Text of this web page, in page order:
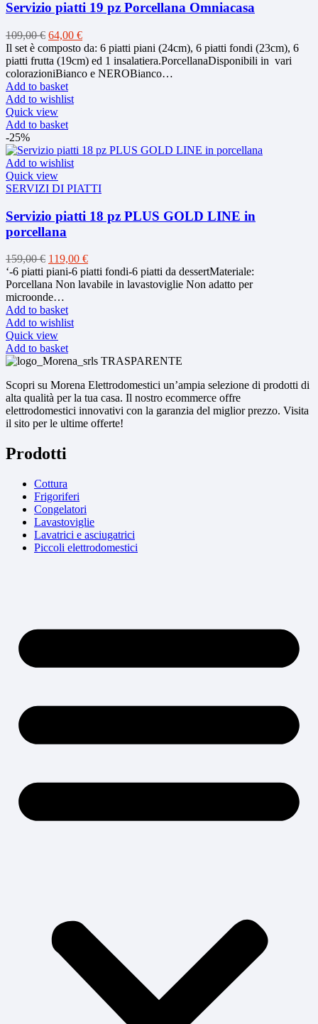
Servizio piatti 19 pz Porcellana Omniacasa
109,00€ Original
price
was:
109,00 €.
64,00 €Current
price
is:
64,00 €.
Il set è composto da: 6 piatti piani (24cm), 6 piatti fondi (23cm), 6
piatti frutta (19cm) ed 1 insalatiera.PorcellanaDisponibili in vari
colorazioniBianco e NEROBianco…
Add to basket
Add to wishlist
Quick view
Add to basket
-25%
Add to wishlist
Quick view
SERVIZI DI PIATTI
Servizio piatti 18 pz PLUS GOLD LINE in
porcellana
159,00€ Original
price
was:
159,00 €.
119,00 €Current
price
is:
‘-6 piatti piani-6 piatti fondi-6 piatti da dessertMateriale:
Porcellana Non lavabile in lavastoviglie Non adatto per
microonde…
Add to basket
Add to wishlist
Quick view
Add to basket
Scopri su Morena Elettrodomestici un’ampia selezione di prodotti di
alta qualità per la tua casa. Il nostro ecommerce offre
elettrodomestici innovativi con la garanzia del miglior prezzo. Visita
il sito per le ultime offerte!
Prodotti
Cottura
Frigoriferi
Congelatori
Lavastoviglie
Lavatrici e asciugatrici
Piccoli elettrodomestici